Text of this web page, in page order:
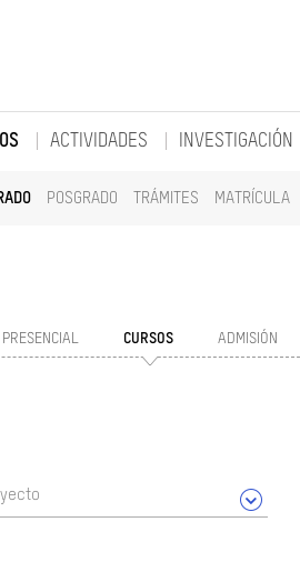
POSGRADO TRÁMITES MATRÍCULA
ACTIVIDADES INVESTIGACIÓN
CURSOS ADMISIÓN